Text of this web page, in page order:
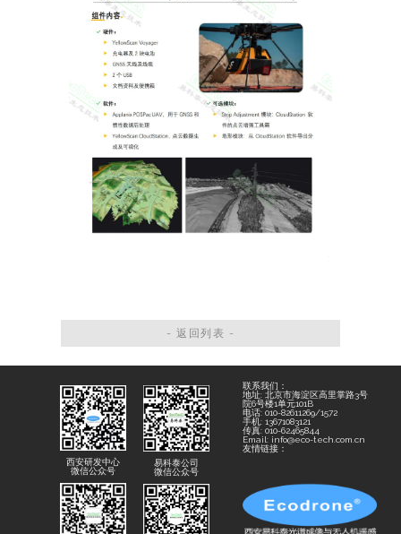
- 返回列表 -
西安研发中心
微信公众号
易科泰公司
微信公众号
联系我们：
地址: 北京市海淀区高里掌路3号
院6号楼1单元101B
电话: 010-82611269/1572
手机: 13671083121
传真: 010-62465844
Email: info@eco-tech.com.cn
友情链接：